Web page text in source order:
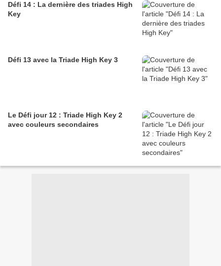
Défi 14 : La dernière des triades High
Key
Défi 13 avec la Triade High Key 3
Le Défi jour 12 : Triade High Key 2
avec couleurs secondaires